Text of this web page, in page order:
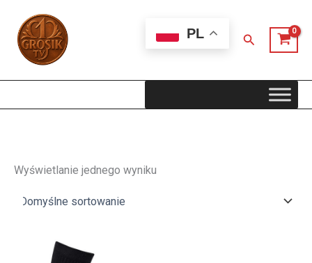
treści
PL Szukaj
Wyświetlanie jednego wyniku